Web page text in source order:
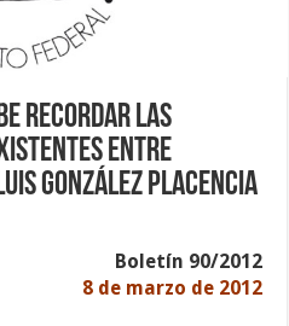
recordar las
entre
González Placencia
Boletín 90/2012
8 de marzo de 2012